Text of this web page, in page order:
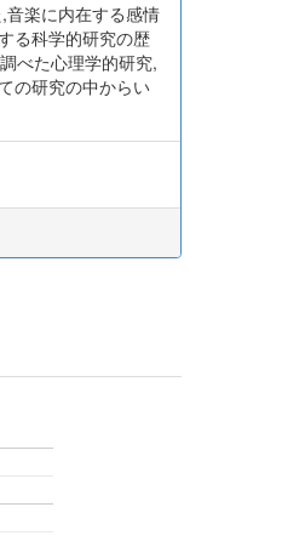
楽に内在する感情
る科学的研究の歴
べた心理学的研究,
の研究の中からい